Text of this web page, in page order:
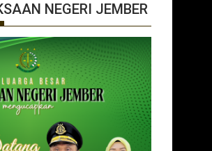
NEGERI JEMBER